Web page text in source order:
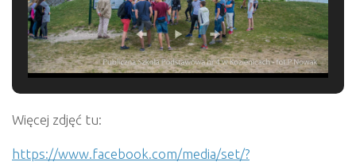
Więcej zdjęć tu:
https://www.facebook.com/media/set/?